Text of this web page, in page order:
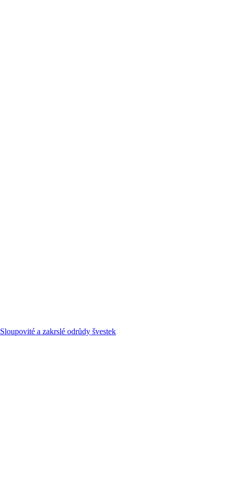
Sloupovité a zakrslé odrůdy švestek